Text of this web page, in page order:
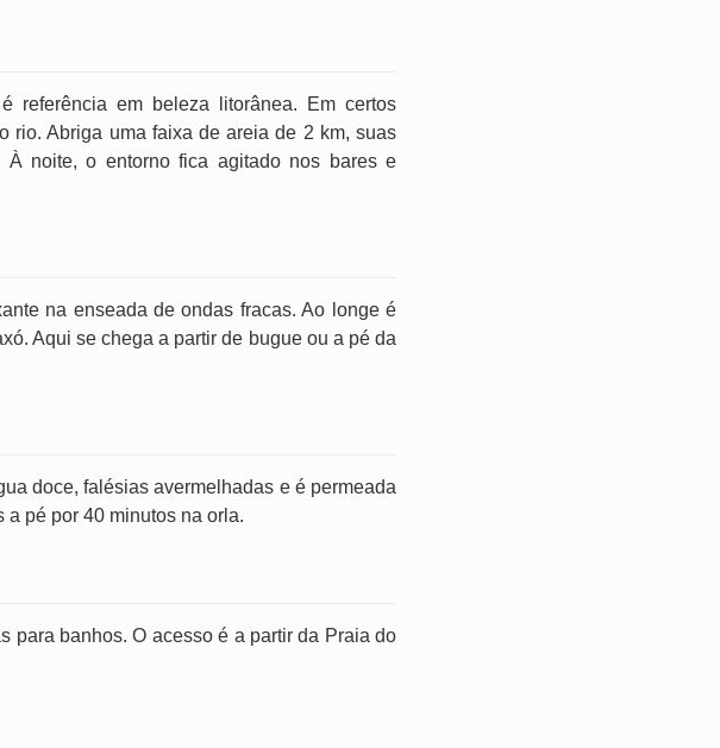
referência em beleza litorânea. Em certos
rio. Abriga uma faixa de areia de 2 km, suas
noite, o entorno fica agitado nos bares e
na enseada de ondas fracas. Ao longe é
Aqui se chega a partir de bugue ou a pé da
doce, falésias avermelhadas e é permeada
a pé por 40 minutos na orla.
para banhos. O acesso é a partir da Praia do